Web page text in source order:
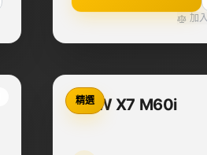
加
精選
BMW X7 M60i